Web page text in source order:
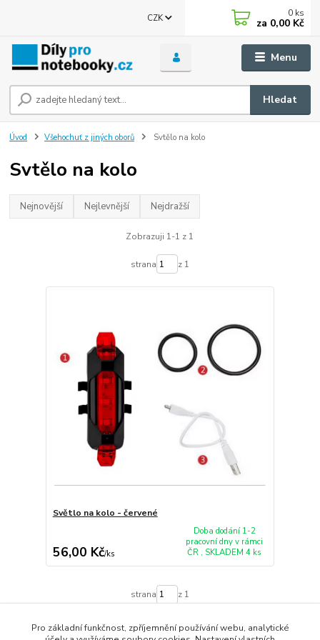
Menu
CZK
Hledat
0 ks
za 0,00 Kč
Úvod Všehochuť z jiných oborů Svtělo na kolo
Svtělo na kolo
Nejnovější Nejlevnější Nejdražší
Zobrazuji 1-1 z 1
strana z 1
Světlo na kolo - červené
56,00 Kč/ks
Doba dodání 1-2
pracovní dny v rámci
ČR , SKLADEM 4 ks
strana z 1
Pro základní funkčnost, zpříjemnění používání webu, analytické